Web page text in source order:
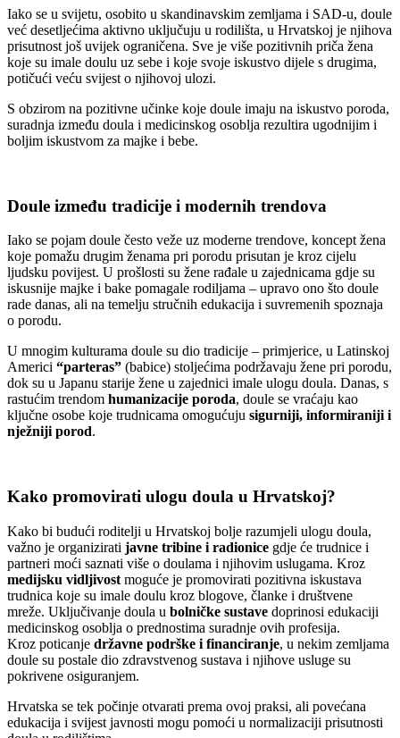
Iako se u svijetu, osobito u skandinavskim zemljama i SAD-u, doule
već desetljećima aktivno uključuju u rodilišta, u Hrvatskoj je njihova
prisutnost još uvijek ograničena. Sve je više pozitivnih priča žena
koje su imale doulu uz sebe i koje svoje iskustvo dijele s drugima,
potičući veću svijest o njihovoj ulozi.
S obzirom na pozitivne učinke koje doule imaju na iskustvo poroda,
suradnja između doula i medicinskog osoblja rezultira ugodnijim i
boljim iskustvom za majke i bebe.
Doule između tradicije i modernih trendova
Iako se pojam doule često veže uz moderne trendove, koncept žena
koje pomažu drugim ženama pri porodu prisutan je kroz cijelu
ljudsku povijest. U prošlosti su žene rađale u zajednicama gdje su
iskusnije majke i bake pomagale rodiljama – upravo ono što doule
rade danas, ali na temelju stručnih edukacija i suvremenih spoznaja
o porodu.
U mnogim kulturama doule su dio tradicije – primjerice, u Latinskoj
Americi “parteras” (babice) stoljećima podržavaju žene pri porodu,
dok su u Japanu starije žene u zajednici imale ulogu doula. Danas, s
rastućim trendom humanizacije poroda, doule se vraćaju kao
ključne osobe koje trudnicama omogućuju sigurniji, informiraniji i
nježniji porod.
Kako promovirati ulogu doula u Hrvatskoj?
Kako bi budući roditelji u Hrvatskoj bolje razumjeli ulogu doula,
važno je organizirati javne tribine i radionice gdje će trudnice i
partneri moći saznati više o doulama i njihovim uslugama. Kroz
medijsku vidljivost moguće je promovirati pozitivna iskustava
trudnica koje su imale doulu kroz blogove, članke i društvene
mreže. Uključivanje doula u bolničke sustave doprinosi edukaciji
medicinskog osoblja o prednostima suradnje ovih profesija.
Kroz poticanje državne podrške i financiranje, u nekim zemljama
doule su postale dio zdravstvenog sustava i njihove usluge su
pokrivene osiguranjem.
Hrvatska se tek počinje otvarati prema ovoj praksi, ali povećana
edukacija i svijest javnosti mogu pomoći u normalizaciji prisutnosti